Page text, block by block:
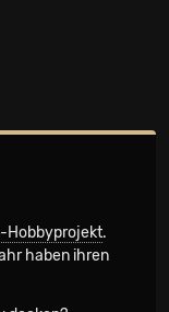
Hobbyprojekt.
haben ihren